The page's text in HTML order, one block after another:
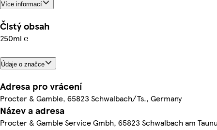
Více informací
Čistý obsah
250ml ℮
Údaje o značce
Adresa pro vrácení
Procter & Gamble, 65823 Schwalbach/Ts., Germany
Název a adresa
Procter & Gamble Service Gmbh, 65823 Schwalbach am